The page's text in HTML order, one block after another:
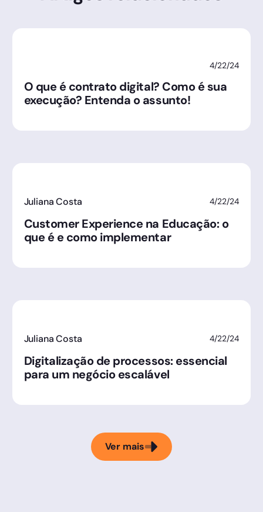
4/22/24
O que é contrato digital? Como é sua
execução? Entenda o assunto!
Juliana Costa 4/22/24
Customer Experience na Educação: o
que é e como implementar
Juliana Costa 4/22/24
Digitalização de processos: essencial
para um negócio escalável
Ver mais